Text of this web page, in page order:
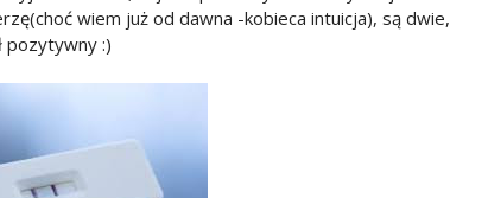
wiem już od dawna -kobieca intuicja), są dwie,
pozytywny :)